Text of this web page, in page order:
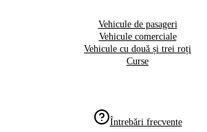
Vehicule de pasageri
Vehicule comerciale
Vehicule cu două și trei roți
Curse
Întrebări frecvente